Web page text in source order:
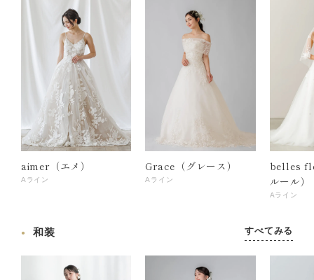
aimer（エメ）
Aライン
Grace（グレース）
Aライン
belles
ルール）
Aライン
和装 すべてみる